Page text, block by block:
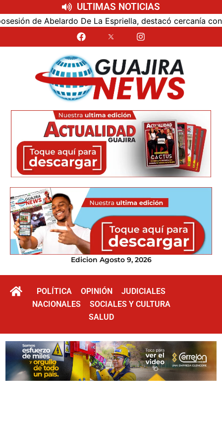
ULTIMAS NOTICIAS
de Abelardo De La Espriella, destacó cercanía con el
Edicion Agosto 9, 2026
POLÍTICA OPINIÓN
JUDICIALES
NACIONALES
SOCIALES Y CULTURA
SALUD